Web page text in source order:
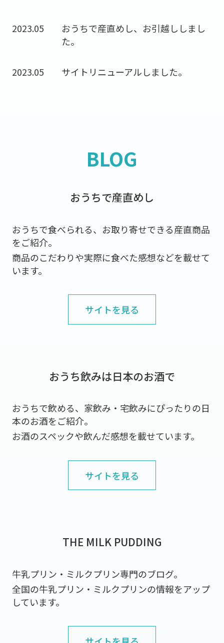
2023.05
おうちで産直めし、お引越ししまし
た。
2023.05 サイトリニューアルしました。
BLOG
おうちで産直めし
おうちで食べられる、お取り寄せできる産直商品
をご紹介。
商品のこだわりや実際に食べた感想などを載せて
います。
サイトを見る
おうち飲みは日本のお酒で
おうちで飲める、家飲み・宅飲みにぴったりの日
本のお酒をご紹介。
お酒のスペックや飲んだ感想を載せています。
サイトを見る
THE MILK PUDDING
牛乳プリン・ミルクプリン専門のブログ。
全国の牛乳プリン・ミルクプリンの情報をアップ
しています。